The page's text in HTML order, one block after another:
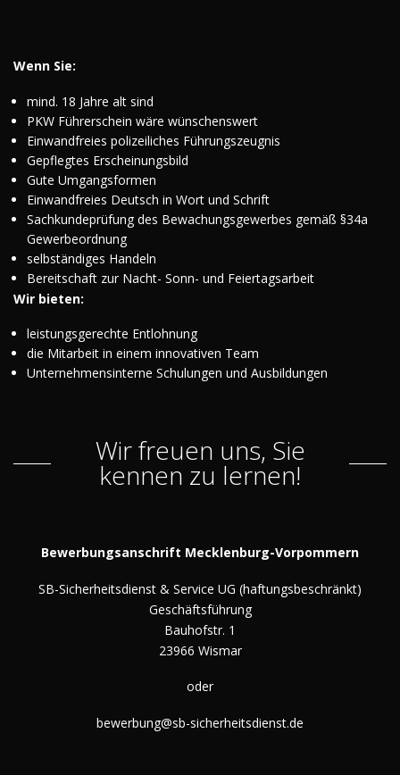
Wenn Sie:
mind. 18 Jahre alt sind
PKW Führerschein wäre wünschenswert
Einwandfreies polizeiliches Führungszeugnis
Gepflegtes Erscheinungsbild
Gute Umgangsformen
Einwandfreies Deutsch in Wort und Schrift
Sachkundeprüfung des Bewachungsgewerbes gemäß §34a
Gewerbeordnung
selbständiges Handeln
Bereitschaft zur Nacht- Sonn- und Feiertagsarbeit
Wir bieten:
leistungsgerechte Entlohnung
die Mitarbeit in einem innovativen Team
Unternehmensinterne Schulungen und Ausbildungen
Wir freuen uns, Sie
kennen zu lernen!
Bewerbungsanschrift Mecklenburg-Vorpommern
SB-Sicherheitsdienst & Service UG (haftungsbeschränkt)
Geschäftsführung
Bauhofstr. 1
23966 Wismar
oder
bewerbung@sb-sicherheitsdienst.de